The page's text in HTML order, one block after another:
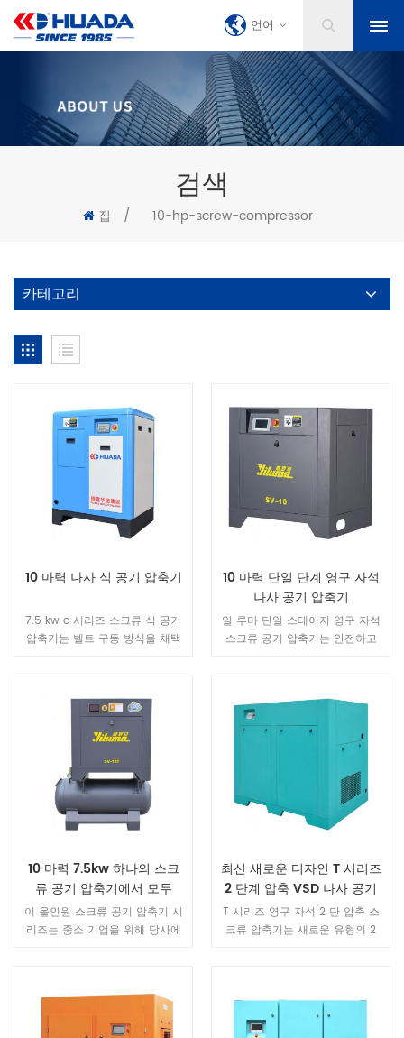
언어
검색
집 / 10-hp-screw-compressor
카테고리
10 마력 나사 식 공기 압축기
7.5 kw c 시리즈 스크류 식 공기
압축기는 벨트 구동 방식을 채택
10 마력 단일 단계 영구 자석
나사 공기 압축기
일 루마 단일 스테이지 영구 자석
스크류 공기 압축기는 안전하고
기업을 위해 설계 및 제조되었습
니다.
10 마력 7.5kw 하나의 스크
류 공기 압축기에서 모두
With 180L 산소통
이 올인원 스크류 공기 압축기 시
리즈는 중소 기업을 위해 당사에
솔루션을 제공합니다.
최신 새로운 디자인 T 시리즈
2 단계 압축 VSD 나사 공기
압축기
T 시리즈 영구 자석 2 단 압축 스
크류 압축기는 새로운 유형의 2
고 고효율 2 단 압축은 세계를 제
공합니다최고 수준의 변위.